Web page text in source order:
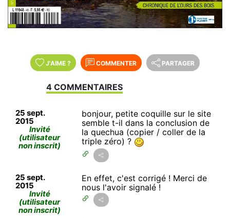
J'AIME ? COMMENTER PARTAGER
4 COMMENTAIRES
25 sept.
2015
Invité
(utilisateur
non inscrit)
bonjour, petite coquille sur le site
semble t-il dans la conclusion de
la quechua (copier / coller de la
triple zéro) ?
25 sept.
2015
Invité
(utilisateur
non inscrit)
En effet, c'est corrigé ! Merci de
nous l'avoir signalé !